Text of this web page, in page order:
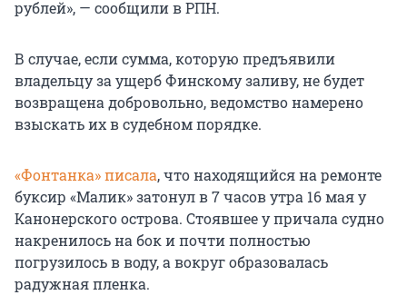
рублей», — сообщили в РПН.
В случае, если сумма, которую предъявили
владельцу за ущерб Финскому заливу, не будет
возвращена добровольно, ведомство намерено
взыскать их в судебном порядке.
«Фонтанка» писала, что находящийся на ремонте
буксир «Малик» затонул в 7 часов утра 16 мая у
Канонерского острова. Стоявшее у причала судно
накренилось на бок и почти полностью
погрузилось в воду, а вокруг образовалась
радужная пленка.